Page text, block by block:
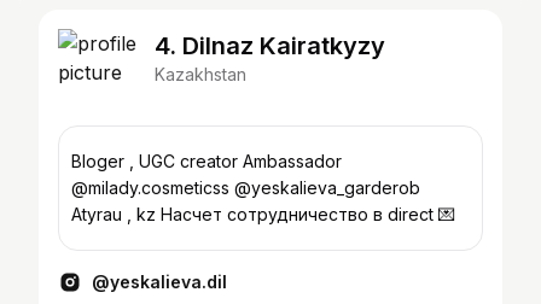
4. Dilnaz Kairatkyzy
Kazakhstan
Bloger , UGC creator Ambassador
@milady.cosmeticss @yeskalieva_garderob
Atyrau , kz Насчет сотрудничество в direct 💌
@yeskalieva.dil